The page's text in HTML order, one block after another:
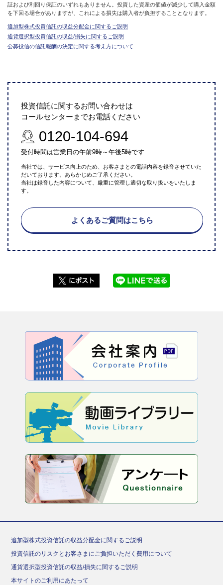
証および利回り保証のいずれもありません。投資した資産の価値が減少して購入金額
を下回る場合がありますが、これによる損失は購入者が負担することとなります。
追加型株式投資信託の収益分配金に関するご説明
通貨選択型投資信託の収益/損失に関するご説明
公募投信の信託報酬の決定に関する考え方について
投資信託に関するお問い合わせは
コールセンターまでお電話ください
0120-104-694
受付時間は営業日の午前9時～午後5時です
当社では、サービス向上のため、お客さまとの電話内容を録音させていた
だいております。あらかじめご了承ください。
当社は録音した内容について、厳重に管理し適切な取り扱いをいたしま
す。
よくあるご質問はこちら
追加型株式投資信託の収益分配金に関するご説明
投資信託のリスクとお客さまにご負担いただく費用について
通貨選択型投資信託の収益/損失に関するご説明
本サイトのご利用にあたって